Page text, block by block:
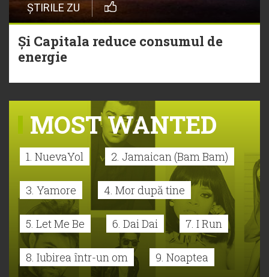
ȘTIRILE ZU
Și Capitala reduce consumul de
energie
MOST WANTED
1. NuevaYol 2. Jamaican (Bam Bam)
3. Yamore 4. Mor după tine
5. Let Me Be 6. Dai Dai 7. I Run
8. Iubirea într-un om 9. Noaptea